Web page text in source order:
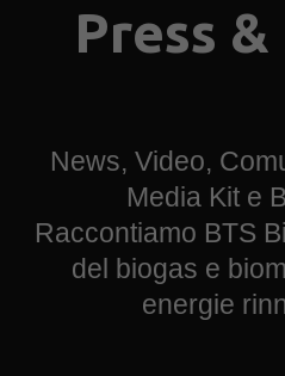
Press
News, Video,
Media Kit e
Raccontiamo BTS
del biogas e
energie